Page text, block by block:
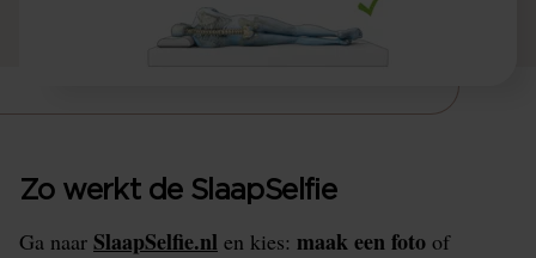
Zo werkt de SlaapSelfie
Ga naar SlaapSelfie.nl en kies: maak een foto of